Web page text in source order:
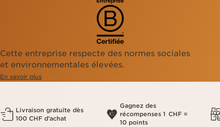
Cette entreprise respecte des normes sociales
et environnementales élevées.
En savoir plus
Livraison gratuite dès
100 CHF d’achat
Gagnez des
récompenses 1 CHF =
10 points